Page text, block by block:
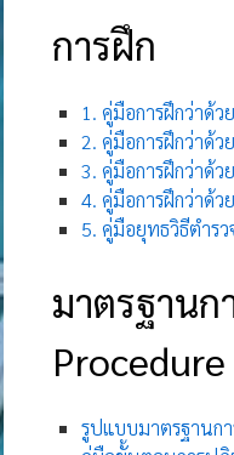
การฝึก
1. คู่มือการฝึกว่าด้
2. คู่มือการฝึกว่าด้
3. คู่มือการฝึกว่าด้
4. คู่มือการฝึกว่าด้ว
5. คู่มือยุทธวิธีตำรว
มาตรฐาน
Procedure
รูปแบบมาตรฐานกา